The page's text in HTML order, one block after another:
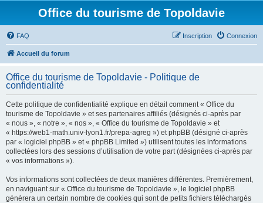
Office du tourisme de Topoldavie
FAQ Connexion
Inscription
Accueil du forum
Office du tourisme de Topoldavie - Politique de
confidentialité
Cette politique de confidentialité explique en détail comment « Office du
tourisme de Topoldavie » et ses partenaires affiliés (désignés ci-après par
« nous », « notre », « nos », « Office du tourisme de Topoldavie » et
« https://web1-math.univ-lyon1.fr/prepa-agreg ») et phpBB (désigné ci-après
par « logiciel phpBB » et « phpBB Limited ») utilisent toutes les informations
collectées lors des sessions d’utilisation de votre part (désignées ci-après par
« vos informations »).
Vos informations sont collectées de deux manières différentes. Premièrement,
en naviguant sur « Office du tourisme de Topoldavie », le logiciel phpBB
génèrera un certain nombre de cookies qui sont de petits fichiers téléchargés